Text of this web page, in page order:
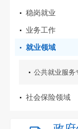
稳岗就业
业务工作
就业领域
公共就业服务
社会保险领域